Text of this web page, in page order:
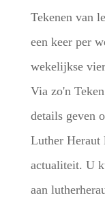
Tekenen van
een keer per
wekelijkse
Via zo'n
details geven
Luther Heraut
actualiteit. U
aan